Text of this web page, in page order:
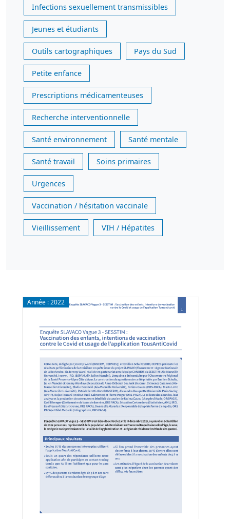
Infections sexuellement transmissibles
Jeunes et étudiants
Outils cartographiques Pays du Sud
Petite enfance
Prescriptions médicamenteuses
Recherche interventionnelle
Santé environnement Santé mentale
Santé travail Soins primaires
Urgences
Vaccination / hésitation vaccinale
Vieillissement VIH / Hépatites
Année :2022